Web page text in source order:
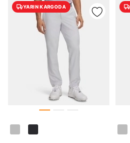
YARIN KARGODA